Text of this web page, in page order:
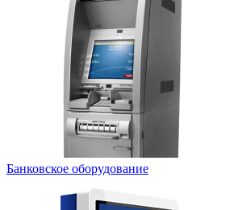
Банковское оборудование